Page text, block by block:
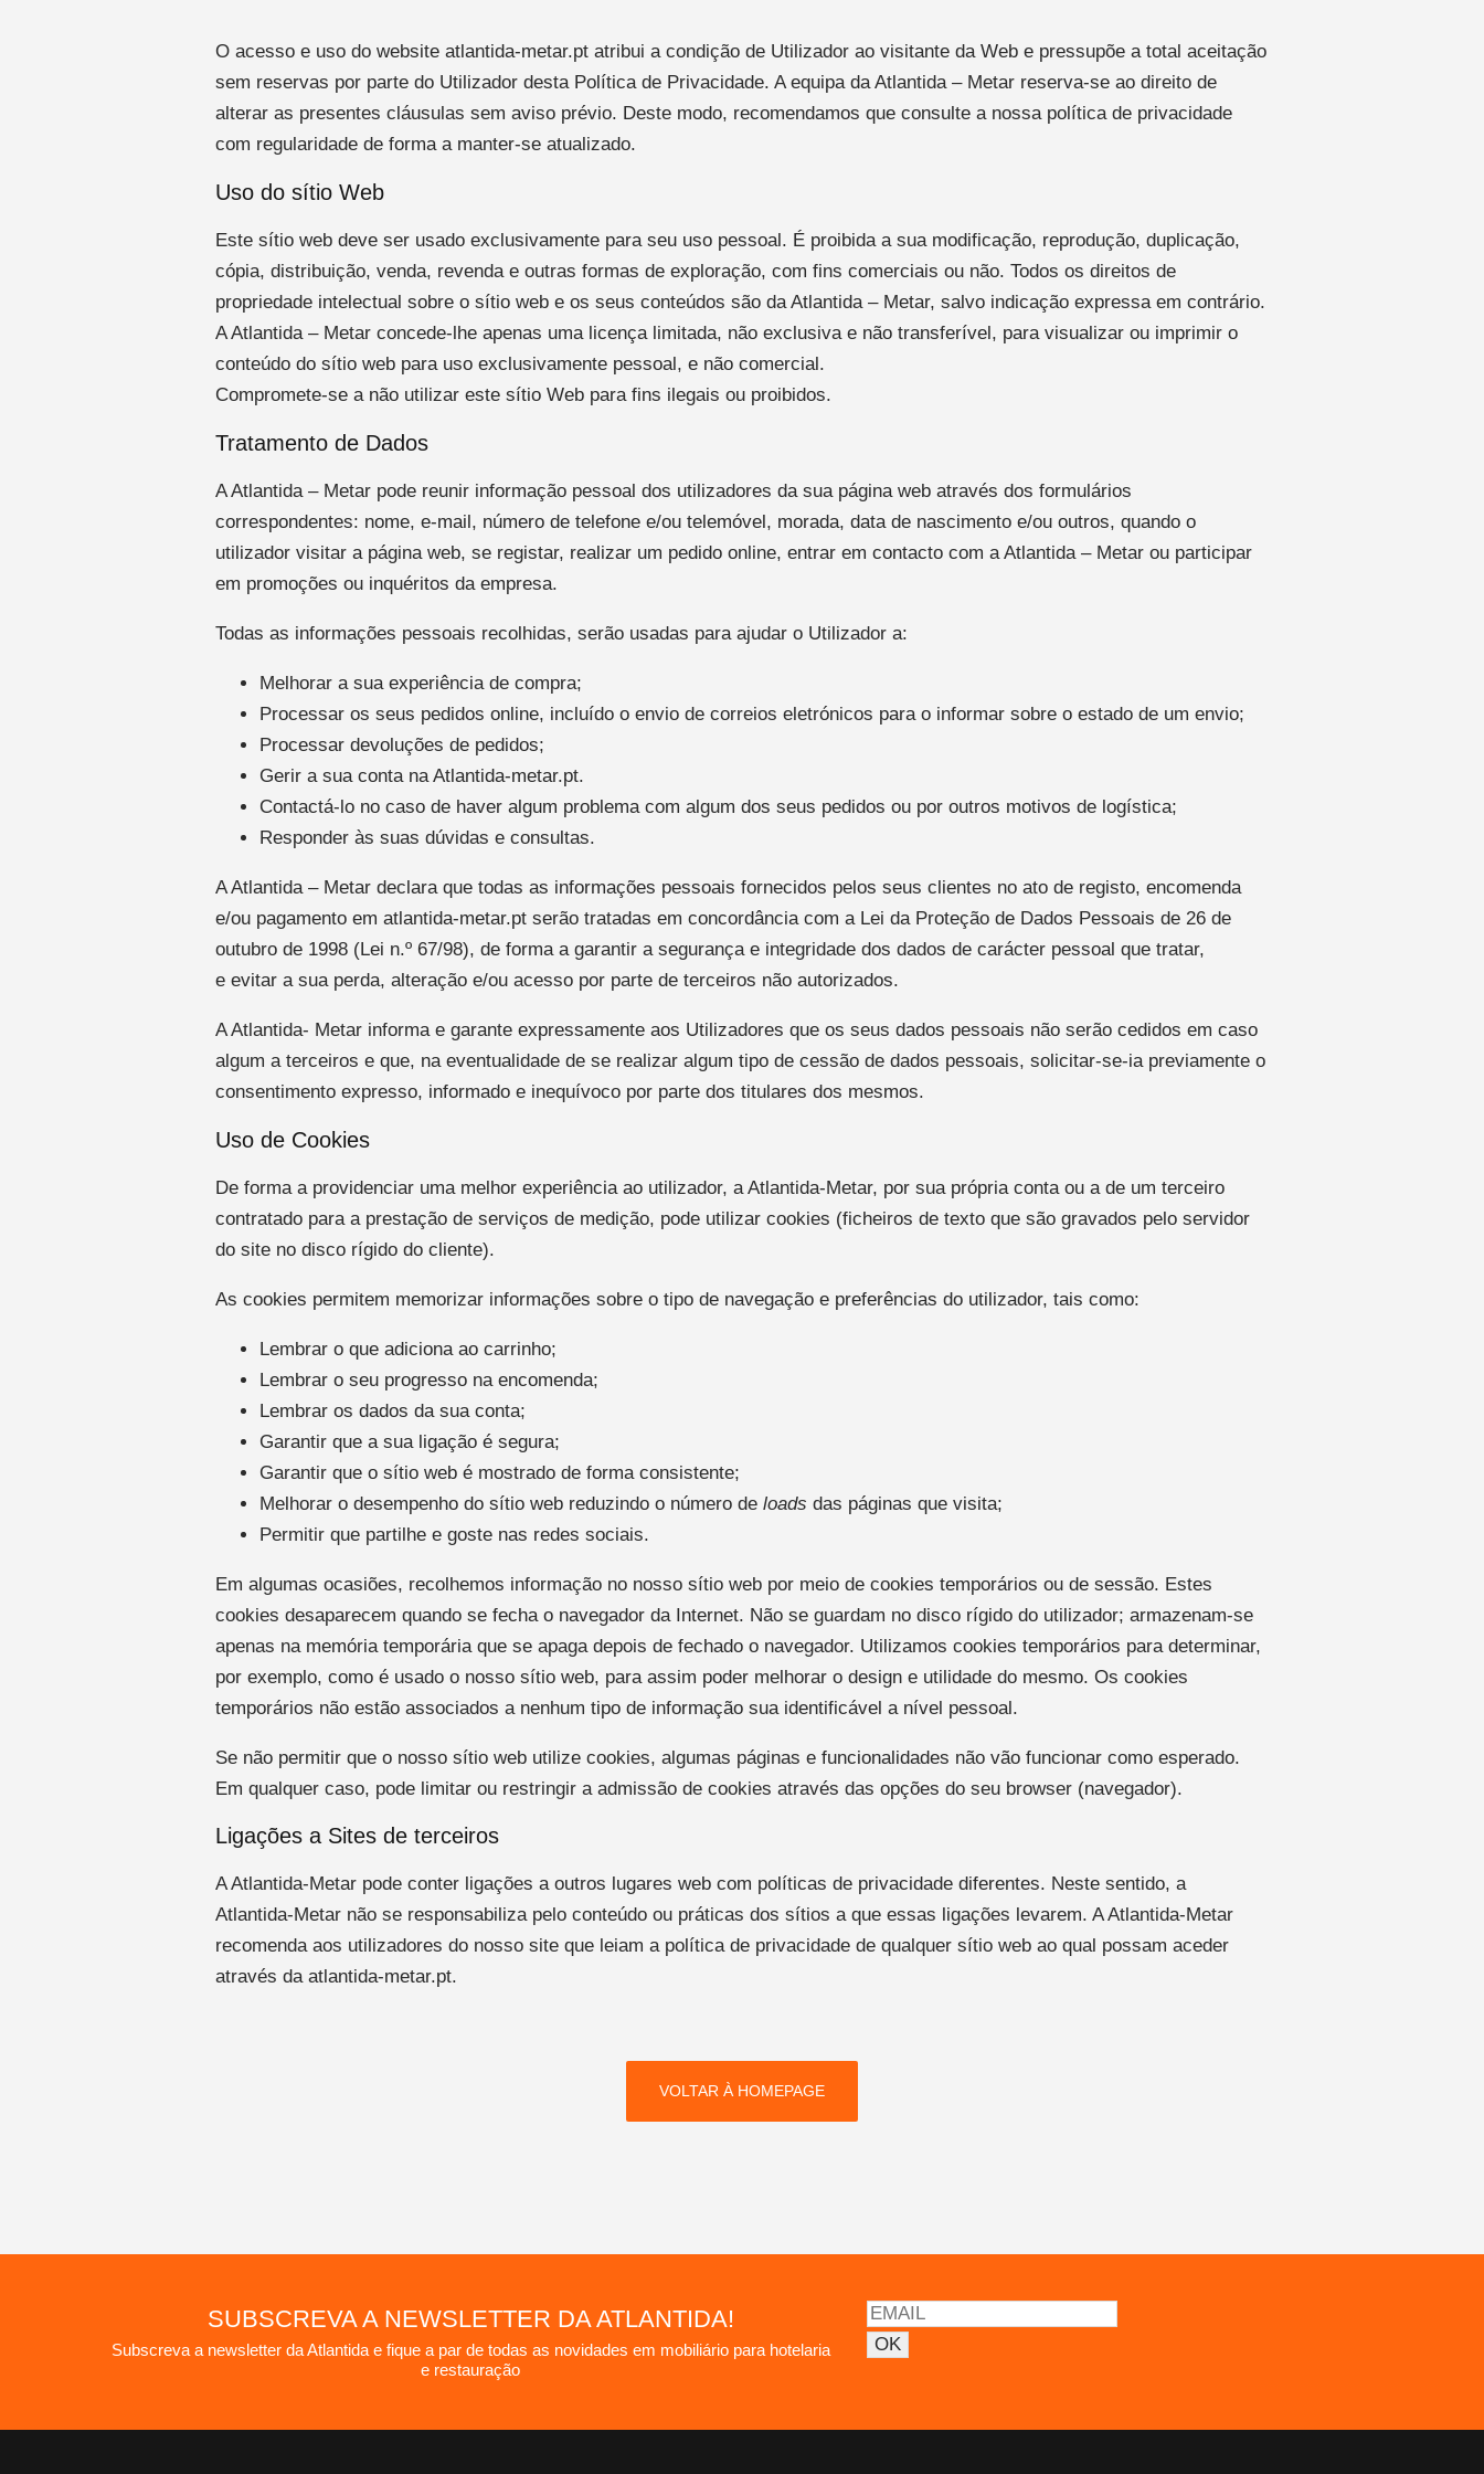
O acesso e uso do website atlantida-metar.pt atribui a condição de Utilizador ao visitante da Web e pressupõe a total aceitação
sem reservas por parte do Utilizador desta Política de Privacidade. A equipa da Atlantida – Metar reserva-se ao direito de
alterar as presentes cláusulas sem aviso prévio. Deste modo, recomendamos que consulte a nossa política de privacidade
com regularidade de forma a manter-se atualizado.
Uso do sítio Web
Este sítio web deve ser usado exclusivamente para seu uso pessoal. É proibida a sua modificação, reprodução, duplicação,
cópia, distribuição, venda, revenda e outras formas de exploração, com fins comerciais ou não. Todos os direitos de
propriedade intelectual sobre o sítio web e os seus conteúdos são da Atlantida – Metar, salvo indicação expressa em contrário.
A Atlantida – Metar concede-lhe apenas uma licença limitada, não exclusiva e não transferível, para visualizar ou imprimir o
conteúdo do sítio web para uso exclusivamente pessoal, e não comercial.
Compromete-se a não utilizar este sítio Web para fins ilegais ou proibidos.
Tratamento de Dados
A Atlantida – Metar pode reunir informação pessoal dos utilizadores da sua página web através dos formulários
correspondentes: nome, e-mail, número de telefone e/ou telemóvel, morada, data de nascimento e/ou outros, quando o
utilizador visitar a página web, se registar, realizar um pedido online, entrar em contacto com a Atlantida – Metar ou participar
em promoções ou inquéritos da empresa.
Todas as informações pessoais recolhidas, serão usadas para ajudar o Utilizador a:
Melhorar a sua experiência de compra;
Processar os seus pedidos online, incluído o envio de correios eletrónicos para o informar sobre o estado de um envio;
Processar devoluções de pedidos;
Gerir a sua conta na Atlantida-metar.pt.
Contactá-lo no caso de haver algum problema com algum dos seus pedidos ou por outros motivos de logística;
Responder às suas dúvidas e consultas.
A Atlantida – Metar declara que todas as informações pessoais fornecidos pelos seus clientes no ato de registo, encomenda
e/ou pagamento em atlantida-metar.pt serão tratadas em concordância com a Lei da Proteção de Dados Pessoais de 26 de
outubro de 1998 (Lei n.º 67/98), de forma a garantir a segurança e integridade dos dados de carácter pessoal que tratar,
e evitar a sua perda, alteração e/ou acesso por parte de terceiros não autorizados.
A Atlantida- Metar informa e garante expressamente aos Utilizadores que os seus dados pessoais não serão cedidos em caso
algum a terceiros e que, na eventualidade de se realizar algum tipo de cessão de dados pessoais, solicitar-se-ia previamente o
consentimento expresso, informado e inequívoco por parte dos titulares dos mesmos.
Uso de Cookies
De forma a providenciar uma melhor experiência ao utilizador, a Atlantida-Metar, por sua própria conta ou a de um terceiro
contratado para a prestação de serviços de medição, pode utilizar cookies (ficheiros de texto que são gravados pelo servidor
do site no disco rígido do cliente).
As cookies permitem memorizar informações sobre o tipo de navegação e preferências do utilizador, tais como:
Lembrar o que adiciona ao carrinho;
Lembrar o seu progresso na encomenda;
Lembrar os dados da sua conta;
Garantir que a sua ligação é segura;
Garantir que o sítio web é mostrado de forma consistente;
Melhorar o desempenho do sítio web reduzindo o número deloads das páginas que visita;
Permitir que partilhe e goste nas redes sociais.
Em algumas ocasiões, recolhemos informação no nosso sítio web por meio de cookies temporários ou de sessão. Estes
cookies desaparecem quando se fecha o navegador da Internet. Não se guardam no disco rígido do utilizador; armazenam-se
apenas na memória temporária que se apaga depois de fechado o navegador. Utilizamos cookies temporários para determinar,
por exemplo, como é usado o nosso sítio web, para assim poder melhorar o design e utilidade do mesmo. Os cookies
temporários não estão associados a nenhum tipo de informação sua identificável a nível pessoal.
Se não permitir que o nosso sítio web utilize cookies, algumas páginas e funcionalidades não vão funcionar como esperado.
Em qualquer caso, pode limitar ou restringir a admissão de cookies através das opções do seu browser (navegador).
Ligações a Sites de terceiros
A Atlantida-Metar pode conter ligações a outros lugares web com políticas de privacidade diferentes. Neste sentido, a
Atlantida-Metar não se responsabiliza pelo conteúdo ou práticas dos sítios a que essas ligações levarem. A Atlantida-Metar
recomenda aos utilizadores do nosso site que leiam a política de privacidade de qualquer sítio web ao qual possam aceder
através da atlantida-metar.pt.
VOLTAR À HOMEPAGE
SUBSCREVA A NEWSLETTER DA ATLANTIDA!
Subscreva a newsletter da Atlantida e fique a par de todas as novidades em mobiliário para hotelaria
e restauração